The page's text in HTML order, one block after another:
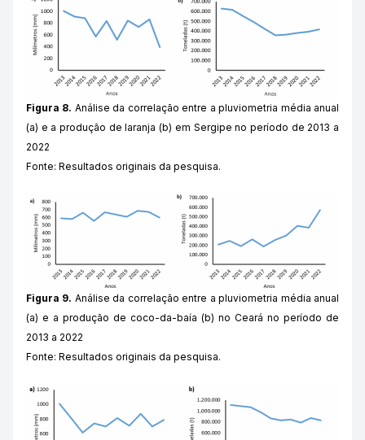
Figura 8. Análise da correlação entre a pluviometria média anual
(a) e a produção de laranja (b) em Sergipe no período de 2013 a
2022
Fonte: Resultados originais da pesquisa.
Figura 9. Análise da correlação entre a pluviometria média anual
(a) e a produção de coco-da-baía (b) no Ceará no período de
2013 a 2022
Fonte: Resultados originais da pesquisa.